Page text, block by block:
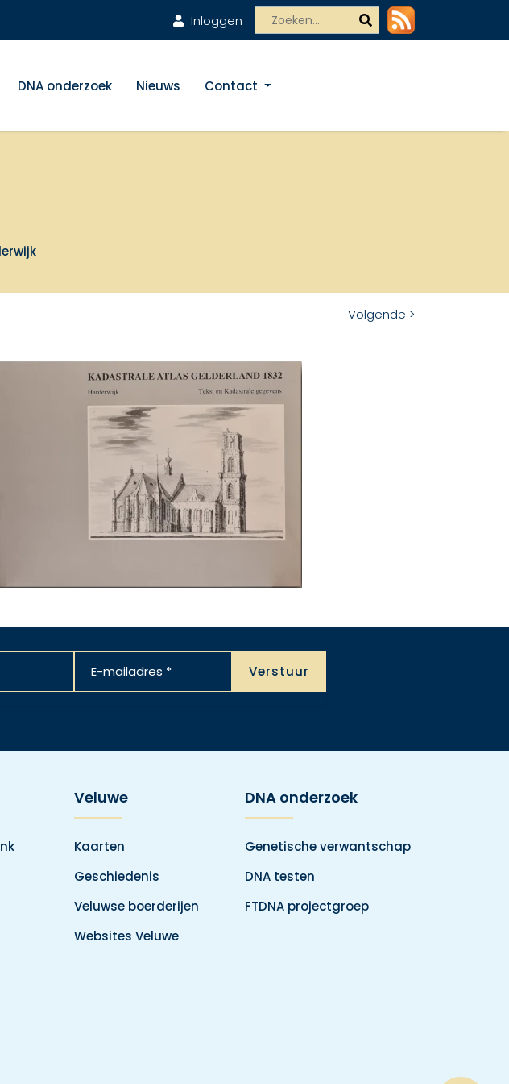
Inloggen
DNA onderzoek Nieuws Contact
Volgende >
Veluwe
Kaarten
Geschiedenis
Veluwse boerderijen
Websites Veluwe
DNA onderzoek
Genetische verwantschap
DNA testen
FTDNA projectgroep